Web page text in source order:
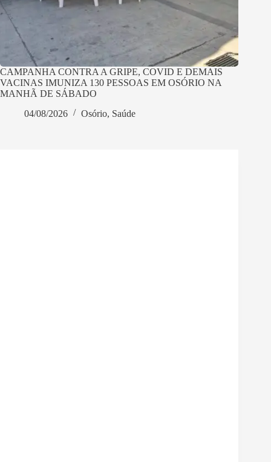
CAMPANHA CONTRA A GRIPE, COVID E DEMAIS
VACINAS IMUNIZA 130 PESSOAS EM OSÓRIO NA
MANHÃ DE SÁBADO
04/08/2026
Osório, Saúde